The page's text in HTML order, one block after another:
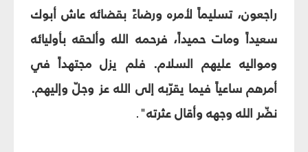
راجعون، تسليماً لأمره ورضاءً بقضائه عاش أبوك
سعيداً ومات حميداً، فرحمه الله وألحقه بأوليائه
ومواليه عليهم السلام. فلم يزل مجتهداً في
أمرهم ساعياً فيما يقرّبه إلى الله عز وجلّ وإليهم.
نضّر الله وجهه وأقال عثرته".